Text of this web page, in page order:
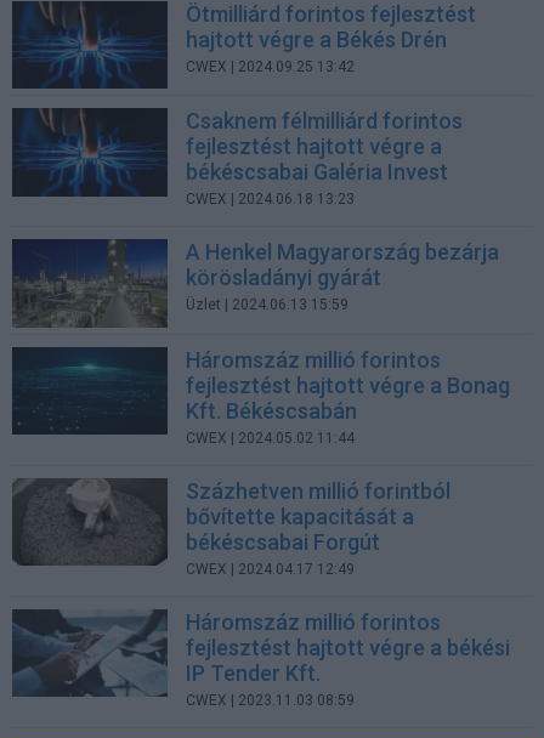
Ötmilliárd forintos fejlesztést
hajtott végre a Békés Drén
CWEX | 2024.09.25 13:42
Csaknem félmilliárd forintos
fejlesztést hajtott végre a
békéscsabai Galéria Invest
CWEX | 2024.06.18 13:23
A Henkel Magyarország bezárja
körösladányi gyárát
Üzlet | 2024.06.13 15:59
Háromszáz millió forintos
fejlesztést hajtott végre a Bonag
Kft. Békéscsabán
CWEX | 2024.05.02 11:44
Százhetven millió forintból
bővítette kapacitását a
békéscsabai Forgút
CWEX | 2024.04.17 12:49
Háromszáz millió forintos
fejlesztést hajtott végre a békési
IP Tender Kft.
CWEX | 2023.11.03 08:59